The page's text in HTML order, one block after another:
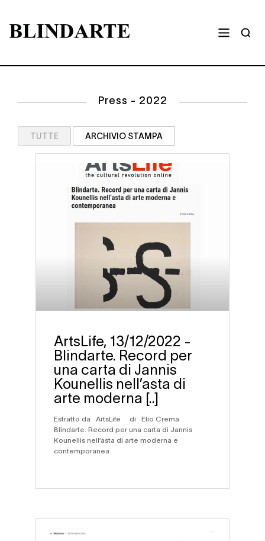
Press - 2022
TUTTE ARCHIVIO STAMPA
ArtsLife, 13/12/2022 -
Blindarte. Record per
una carta di Jannis
Kounellis nell’asta di
arte moderna [..]
Estratto da ArtsLife di Elio Crema
Blindarte. Record per una carta di Jannis
Kounellis nell’asta di arte moderna e
contemporanea